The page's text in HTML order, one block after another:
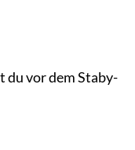
du vor dem Staby-